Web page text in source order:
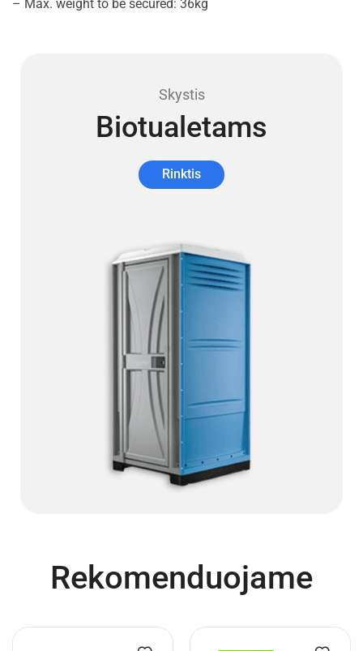
– Max. weight to be secured: 36kg
Skystis
Biotualetams
Rinktis
Rekomenduojame